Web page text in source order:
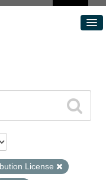
License